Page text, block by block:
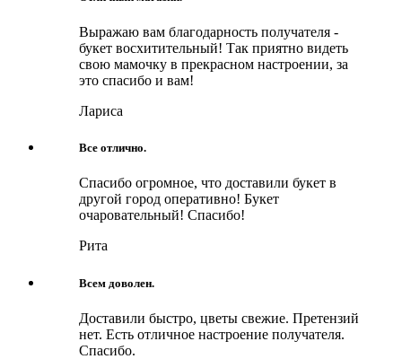
Выражаю вам благодарность получателя -
букет восхитительный! Так приятно видеть
свою мамочку в прекрасном настроении, за
это спасибо и вам!
Лариса
Все отлично.
Спасибо огромное, что доставили букет в
другой город оперативно! Букет
очаровательный! Спасибо!
Рита
Всем доволен.
Доставили быстро, цветы свежие. Претензий
нет. Есть отличное настроение получателя.
Спасибо.